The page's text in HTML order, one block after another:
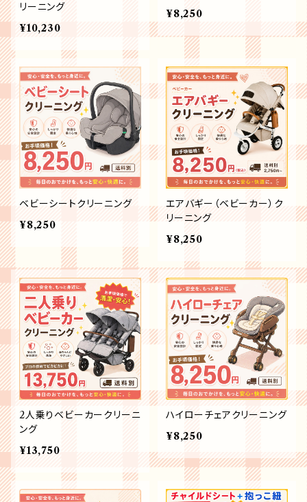
リーニング
¥10,230
¥8,250
ベビーシートクリーニング
¥8,250
エアバギー（ベビーカー）ク
リーニング
¥8,250
2人乗りベビーカークリーニ
ング
¥13,750
ハイローチェアクリーニング
¥8,250